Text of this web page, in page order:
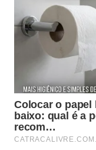
estratégica
A versatilidade
funciona em
segredo da
ingredientes
o seu
gordura
brilho do
alumínio
rotina.